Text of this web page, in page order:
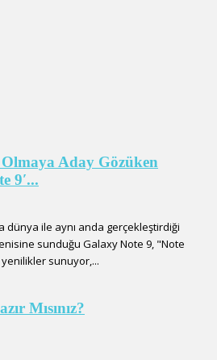
Olmaya Aday Gözüken
9′...
dünya ile aynı anda gerçekleştirdiği
sunduğu Galaxy Note 9, "Note
yenilikler sunuyor,...
Mısınız?